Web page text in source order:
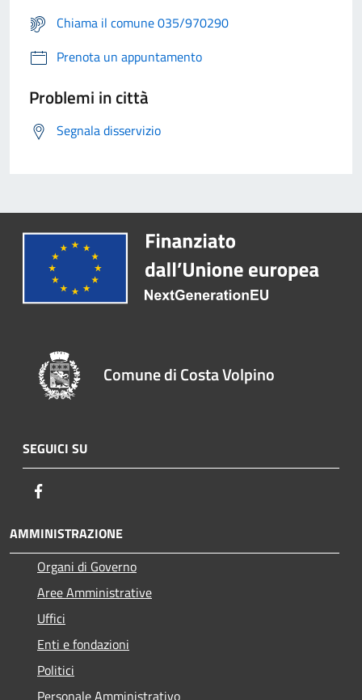
Chiama il comune 035/970290
Prenota un appuntamento
Problemi in città
Segnala disservizio
Comune di Costa Volpino
SEGUICI SU
AMMINISTRAZIONE
Organi di Governo
Aree Amministrative
Uffici
Enti e fondazioni
Politici
Personale Amministrativo